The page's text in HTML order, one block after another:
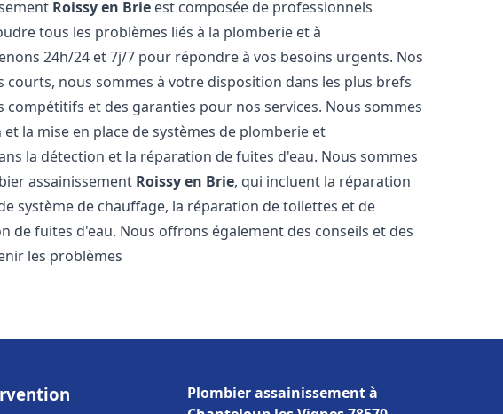
Roissy en Brie est composée de professionnels
tous les problèmes liés à la plomberie et à
24h/24 et 7j/7 pour répondre à vos besoins urgents. Nos
nous sommes à votre disposition dans les plus brefs
et des garanties pour nos services. Nous sommes
la mise en place de systèmes de plomberie et
la détection et la réparation de fuites d'eau. Nous sommes
assainissement Roissy en Brie, qui incluent la réparation
système de chauffage, la réparation de toilettes et de
de fuites d'eau. Nous offrons également des conseils et des
les problèmes
Plombier assainissement à